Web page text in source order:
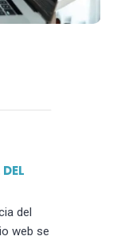
del
web se